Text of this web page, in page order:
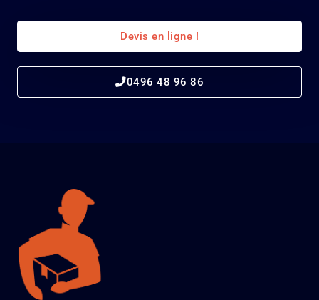
Devis en ligne !
0496 48 96 86